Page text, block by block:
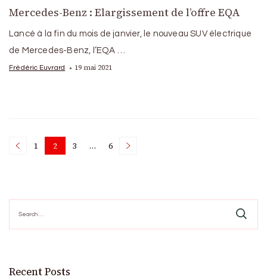
Mercedes-Benz : Elargissement de l’offre EQA
Lancé à la fin du mois de janvier, le nouveau SUV électrique
de Mercedes-Benz, l’EQA …
Frédéric Euvrard 19 mai 2021
Posts
Page
1 Page
2 Page
3 … Page
6
for:
Recent Posts